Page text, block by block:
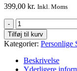
399,00 kr. Inkl. Moms
Personligt
Staldskilt
–
Plastik
antal
Tilføj til kurv
Kategorier: Personlige
Beskrivelse
Yderligere